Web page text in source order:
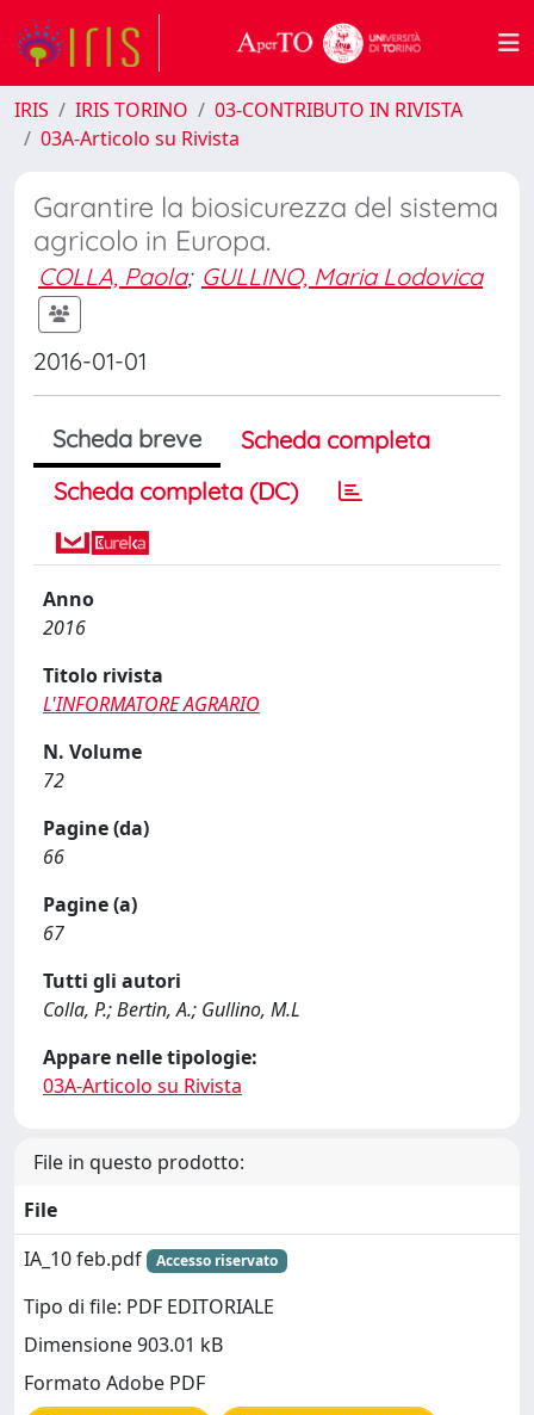
IRIS IRIS TORINO
03-CONTRIBUTO IN RIVISTA
03A-Articolo su Rivista
Garantire la biosicurezza del sistema
agricolo in Europa.
COLLA, Paola; GULLINO, Maria Lodovica
2016-01-01
Scheda breve
Scheda completa
Scheda completa (DC)
Anno
2016
Titolo rivista
L'INFORMATORE AGRARIO
N. Volume
72
Pagine (da)
66
Pagine (a)
67
Tutti gli autori
Colla, P.; Bertin, A.; Gullino, M.L
Appare nelle tipologie:
03A-Articolo su Rivista
File in questo prodotto:
File
IA_10 feb.pdf
Accesso riservato
Tipo di file: PDF EDITORIALE
Dimensione 903.01 kB
Formato Adobe PDF